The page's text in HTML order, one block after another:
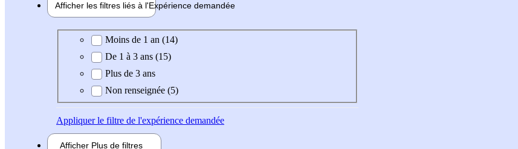
Afficher les filtres liés à l'Expérience demandée
Expérience demandée
Moins de 1 an (14)
De 1 à 3 ans (15)
Plus de 3 ans
Non renseignée (5)
Appliquerle filtre de l'expérience demandée
Afficher Plus de filtres